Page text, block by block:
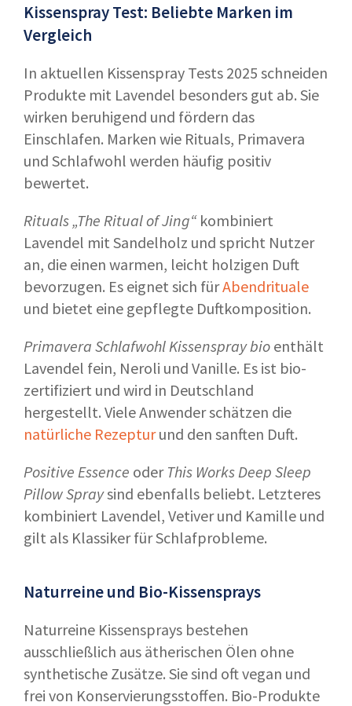
Kissenspray Test: Beliebte Marken im
Vergleich
In aktuellen Kissenspray Tests 2025 schneiden
Produkte mit Lavendel besonders gut ab. Sie
wirken beruhigend und fördern das
Einschlafen. Marken wie Rituals, Primavera
und Schlafwohl werden häufig positiv
bewertet.
Rituals „The Ritual of Jing“kombiniert
Lavendel mit Sandelholz und spricht Nutzer
an, die einen warmen, leicht holzigen Duft
bevorzugen. Es eignet sich fürAbendrituale
und bietet eine gepflegte Duftkomposition.
Primavera Schlafwohl Kissenspray bio enthält
Lavendel fein, Neroli und Vanille. Es ist bio-
zertifiziert und wird in Deutschland
hergestellt. Viele Anwender schätzen die
natürliche Rezepturund den sanften Duft.
Positive Essence oder This Works Deep Sleep
Pillow Spraysind ebenfalls beliebt. Letzteres
kombiniert Lavendel, Vetiver und Kamille und
gilt als Klassiker für Schlafprobleme.
Naturreine und Bio-Kissensprays
Naturreine Kissensprays bestehen
ausschließlich aus ätherischen Ölen ohne
synthetische Zusätze. Sie sind oft vegan und
frei von Konservierungsstoffen. Bio-Produkte